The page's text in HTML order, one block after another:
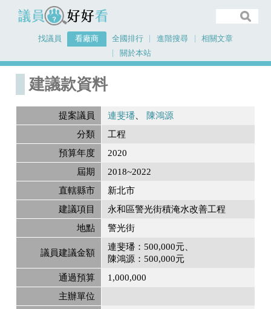
議員好好看
找議員 看廠商 全國排行 進階搜尋
相關文章
關於本站
首頁
建議款資料
提案議員 連斐璠
陳鴻源
分類
工程
預算年度
2020
屆期
2018~2022
直轄縣市
新北市
建議項目
永和區警光街積淹水改善工程
地點
警光街
議員建議金額
連斐璠：500,000元
陳鴻源：500,000元
通過預算
1,000,000
主辦單位